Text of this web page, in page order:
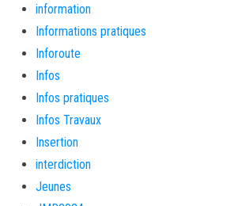
information
Informations pratiques
Inforoute
Infos
Infos pratiques
Infos Travaux
Insertion
interdiction
Jeunes